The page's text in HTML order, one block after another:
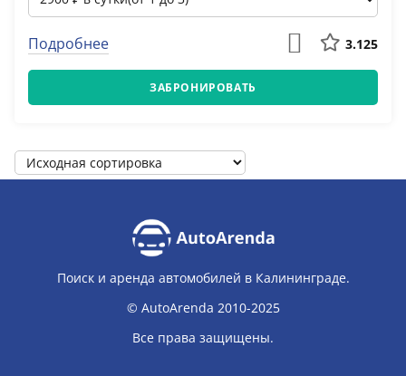
Подробнее 3.125
ЗАБРОНИРОВАТЬ
Поиск и аренда автомобилей в Калининграде.
© AutoArenda 2010-2025
Все права защищены.